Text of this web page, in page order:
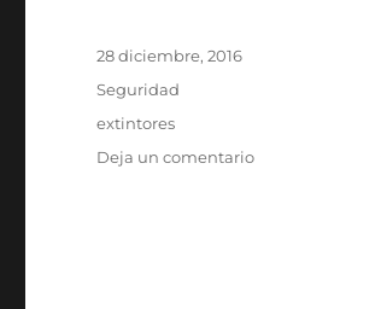
Publicado
28 diciembre, 2016
Categorías
Seguridad
Etiquetas
extintores
Deja un comentarioen